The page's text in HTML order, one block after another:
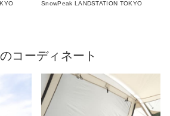
SnowPeak LANDSTATION TOKYO
コーディネート